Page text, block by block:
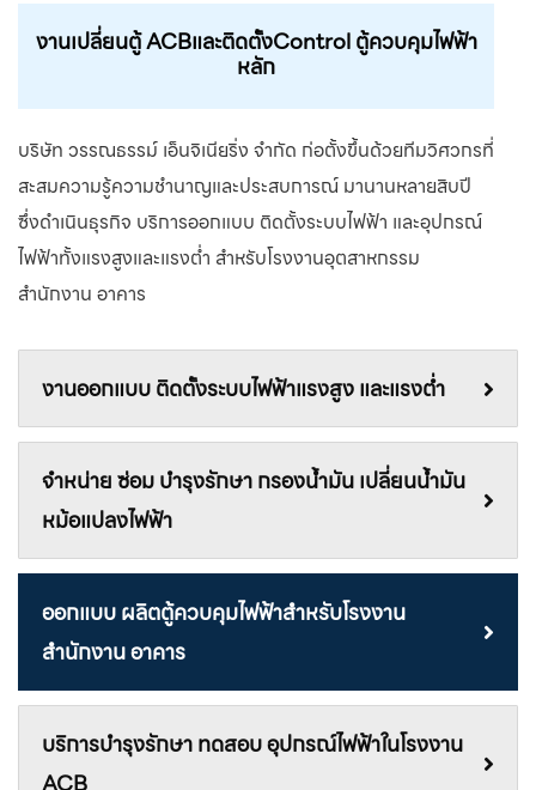
งานเปลี่ยนตู้ ACBและติดตั้งControl ตู้ควบคุมไฟฟ้า
หลัก
บริษัท วรรณธรรม์ เอ็นจิเนียริ่ง จำกัด ก่อตั้งขึ้นด้วยทีมวิศวกรที่
สะสมความรู้ความชํานาญและประสบการณ์ มานานหลายสิบปี
ซึ่งดำเนินธุรกิจ บริการออกแบบ ติดตั้งระบบไฟฟ้า และอุปกรณ์
ไฟฟ้าทั้งแรงสูงและแรงต่ำ สำหรับโรงงานอุตสาหกรรม
สำนักงาน อาคาร
งานออกแบบ ติดตั้งระบบไฟฟ้าแรงสูง และแรงต่ำ
จำหน่าย ซ่อม บํารุงรักษา กรองน้ำมัน เปลี่ยนน้ำมัน
หม้อแปลงไฟฟ้า
ออกแบบ ผลิตตู้ควบคุมไฟฟ้าสำหรับโรงงาน
สำนักงาน อาคาร
บริการบํารุงรักษา ทดสอบ อุปกรณ์ไฟฟ้าในโรงงาน